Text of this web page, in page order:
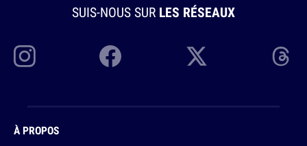
SUIS-NOUS SUR LES RÉSEAUX
À PROPOS